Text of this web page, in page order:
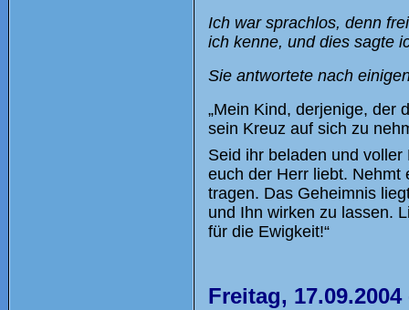
Ich war sprachlos, denn
ich kenne, und dies sagte
Sie antwortete nach
„Mein Kind, derjenige, der
sein Kreuz auf sich zu
Seid ihr beladen und
euch der Herr liebt. Nehmt
tragen. Das Geheimnis
und Ihn wirken zu lassen.
für die Ewigkeit!“
Freitag,